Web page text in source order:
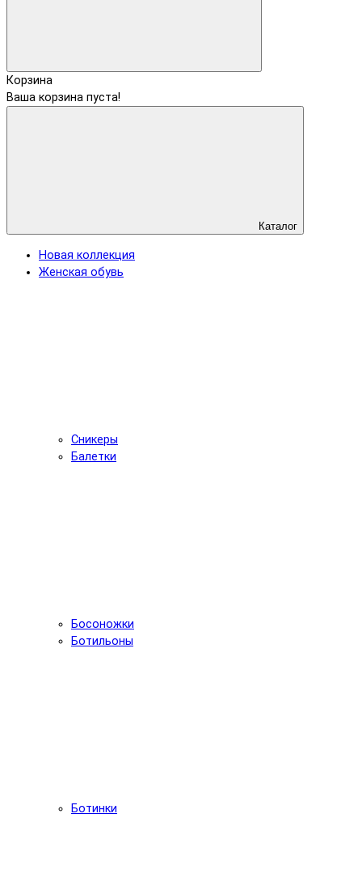
Корзина
Ваша корзина пуста!
Каталог
Новая коллекция
Женская обувь
Сникеры
Балетки
Босоножки
Ботильоны
Ботинки